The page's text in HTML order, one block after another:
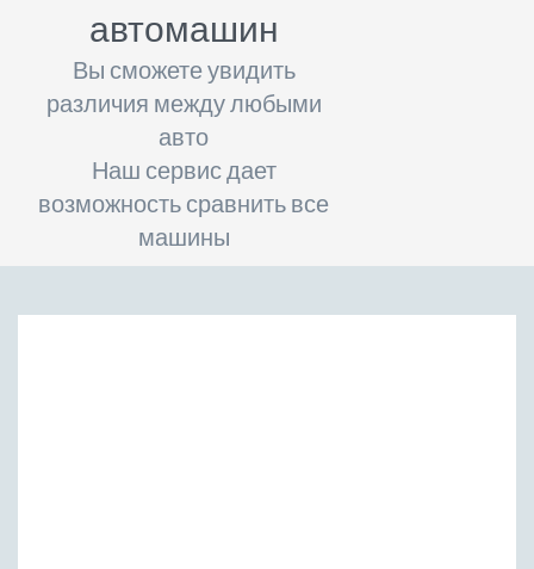
автомашин
Вы сможете увидить
различия между любыми
авто
Наш сервис дает
возможность сравнить все
машины